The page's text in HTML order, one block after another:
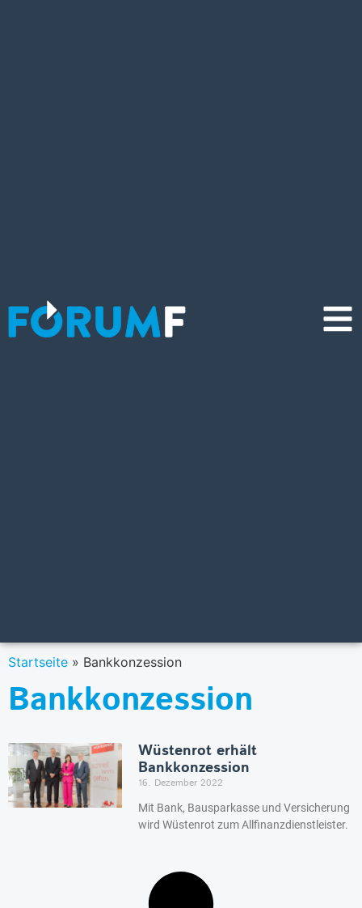
Startseite » Bankkonzession
Bankkonzession
Wüstenrot erhält
Bankkonzession
16. Dezember 2022
Mit Bank, Bausparkasse und Versicherung
wird Wüstenrot zum Allfinanzdienstleister.